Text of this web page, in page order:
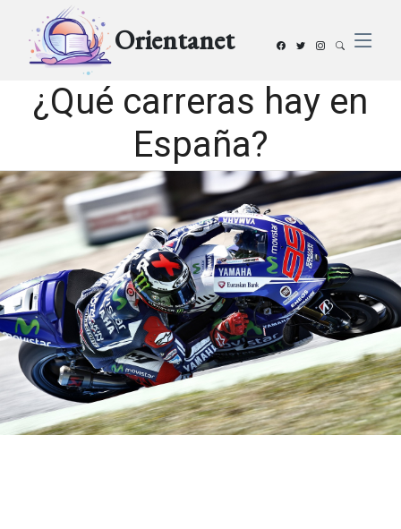
Orientanet
¿Qué carreras hay en
España?